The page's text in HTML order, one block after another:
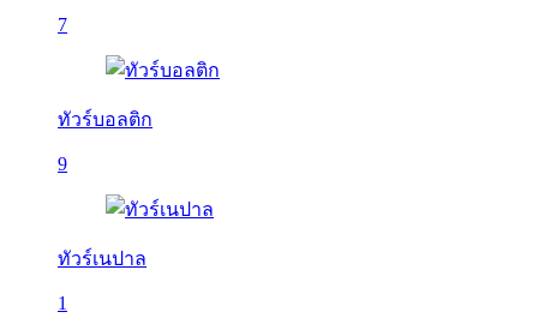
7
ทัวร์บอลติก
9
ทัวร์เนปาล
1